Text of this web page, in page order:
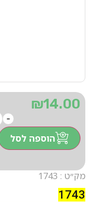
מק״ט : 1743
1743
₪14.00
-
הוספה לסל